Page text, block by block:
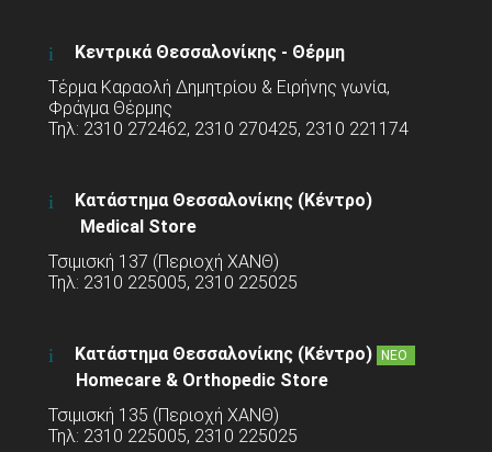
Κεντρικά Θεσσαλονίκης - Θέρμη
Τέρμα Καραολή Δημητρίου & Ειρήνης γωνία,
Φράγμα Θέρμης
Τηλ: 2310 272462, 2310 270425, 2310 221174
Κατάστημα Θεσσαλονίκης (Κέντρο)
Medical Store
Τσιμισκή 137 (Περιοχή ΧΑΝΘ)
Τηλ: 2310 225005, 2310 225025
Κατάστημα Θεσσαλονίκης (Κέντρο) ΝΕΟ
Homecare & Orthopedic Store
Τσιμισκή 135 (Περιοχή ΧΑΝΘ)
Τηλ: 2310 225005, 2310 225025